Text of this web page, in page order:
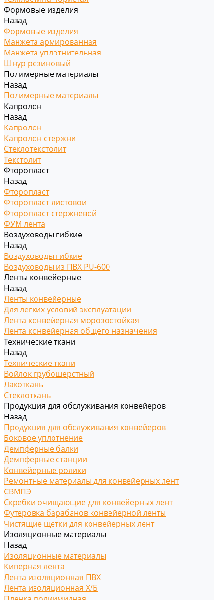
Формовые изделия
Назад
Формовые изделия
Манжета армированная
Манжета уплотнительная
Шнур резиновый
Полимерные материалы
Назад
Полимерные материалы
Капролон
Назад
Капролон
Капролон стержни
Стеклотекстолит
Текстолит
Фторопласт
Назад
Фторопласт
Фторопласт листовой
Фторопласт стержневой
ФУМ лента
Воздуховоды гибкие
Назад
Воздуховоды гибкие
Воздуховоды из ПВХ PU-600
Ленты конвейерные
Назад
Ленты конвейерные
Для легких условий эксплуатации
Лента конвейерная морозостойкая
Лента конвейерная общего назначения
Технические ткани
Назад
Технические ткани
Войлок грубошерстный
Лакоткань
Стеклоткань
Продукция для обслуживания конвейеров
Назад
Продукция для обслуживания конвейеров
Боковое уплотнение
Демпферные балки
Демпферные станции
Конвейерные ролики
Ремонтные материалы для конвейерных лент
СВМПЭ
Скребки очищающие для конвейерных лент
Футеровка барабанов конвейерной ленты
Чистящие щетки для конвейерных лент
Изоляционные материалы
Назад
Изоляционные материалы
Киперная лента
Лента изоляционная ПВХ
Лента изоляционная Х/Б